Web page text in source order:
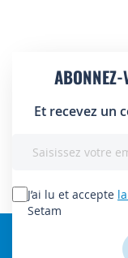
ABONNEZ-
Et recevez un
lettre
d’information
J’ai lu et accepte
Setam